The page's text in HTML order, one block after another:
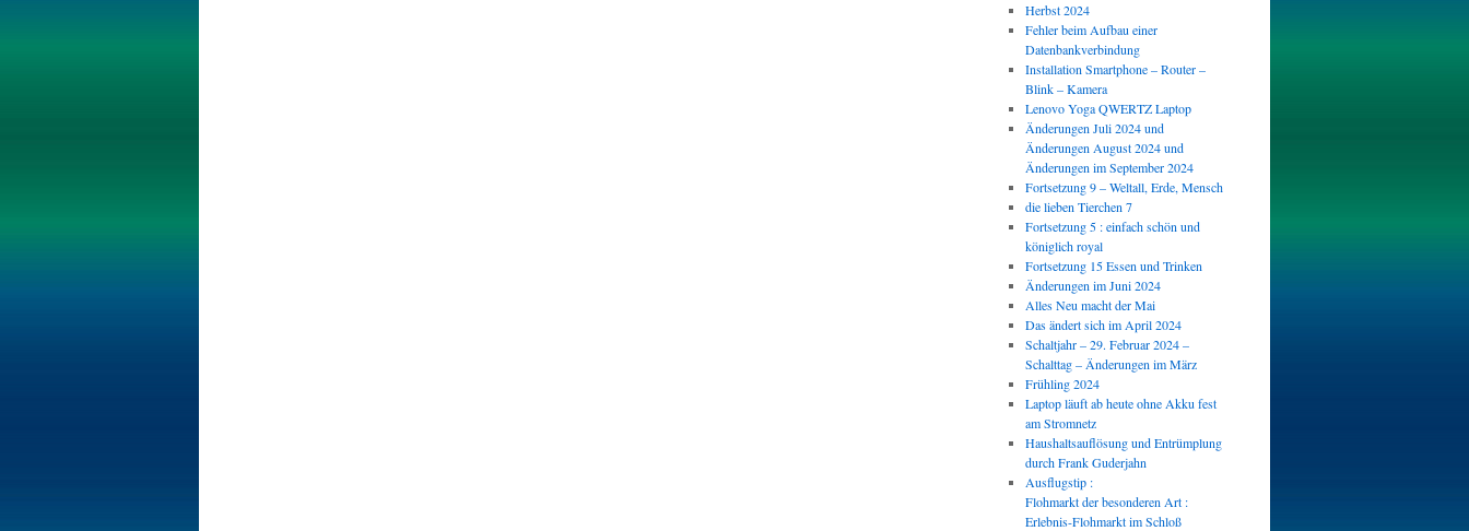
Herbst 2024
Fehler beim Aufbau einer
Datenbankverbindung
Installation Smartphone – Router –
Blink – Kamera
Lenovo Yoga QWERTZ Laptop
Änderungen Juli 2024 und
Änderungen August 2024 und
Änderungen im September 2024
Fortsetzung 9 – Weltall, Erde, Mensch
die lieben Tierchen 7
Fortsetzung 5 : einfach schön und
königlich royal
Fortsetzung 15 Essen und Trinken
Änderungen im Juni 2024
Alles Neu macht der Mai
Das ändert sich im April 2024
Schaltjahr – 29. Februar 2024 –
Schalttag – Änderungen im März
Frühling 2024
Laptop läuft ab heute ohne Akku fest
am Stromnetz
Haushaltsauflösung und Entrümplung
durch Frank Guderjahn
Ausflugstip :
Flohmarkt der besonderen Art :
Erlebnis-Flohmarkt im Schloß